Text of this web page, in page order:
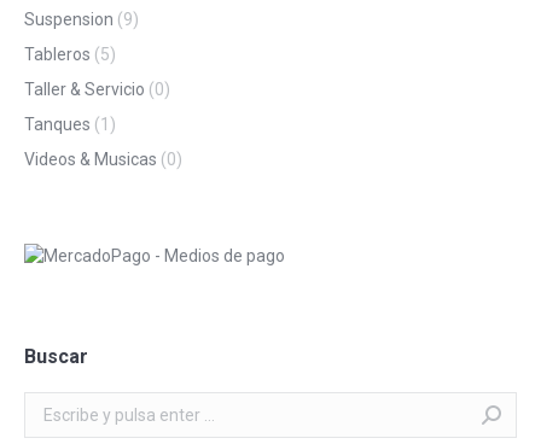
Suspension (9)
Tableros (5)
Taller & Servicio (0)
Tanques (1)
Videos & Musicas (0)
Buscar
Buscar: